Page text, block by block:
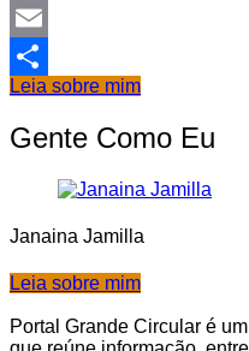
Facebook
Email
Share
Leia sobre mim
Gente Como Eu
Janaina Jamilla
Leia sobre mim
Portal Grande Circular é